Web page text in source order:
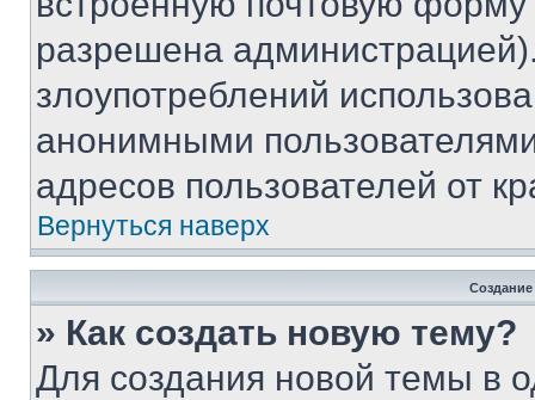
разрешена
злоупотреблений
анонимными
адресов пользователей от
Вернуться наверх
» Как создать новую тему?
Для создания новой темы в